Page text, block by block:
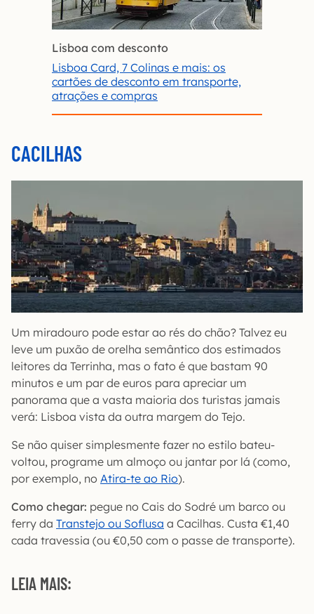
Lisboa com desconto
Lisboa Card, 7 Colinas e mais: os
cartões de desconto em transporte,
atrações e compras
CACILHAS
Um miradouro pode estar ao rés do chão? Talvez eu
leve um puxão de orelha semântico dos estimados
leitores da Terrinha, mas o fato é que bastam 90
minutos e um par de euros para apreciar um
panorama que a vasta maioria dos turistas jamais
verá: Lisboa vista da outra margem do Tejo.
Se não quiser simplesmente fazer no estilo bateu-
voltou, programe um almoço ou jantar por lá (como,
por exemplo, no Atira-te ao Rio).
Como chegar: pegue no Cais do Sodré um barco ou
ferry da Transtejo ou Soflusa a Cacilhas. Custa €1,40
cada travessia (ou €0,50 com o passe de transporte).
LEIA MAIS: